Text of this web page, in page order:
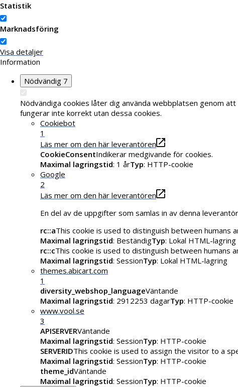
Statistik
Marknadsföring
Visa detaljer
Information
Nödvändig 7
Nödvändiga cookies låter dig använda webbplatsen genom
fungerar inte korrekt utan dessa cookies.
Cookiebot
1
Läs mer om den här leverantören
CookieConsentIndikerar medgivande för cookies.
Maximal lagringstid: 1 årTyp: HTTP-cookie
Google
2
Läs mer om den här leverantören
En del av de uppgifter som samlas in av denna
rc::aThis cookie is used to distinguish between
Maximal lagringstid: BeständigTyp: Lokal HTML-lagring
rc::cThis cookie is used to distinguish between humans
Maximal lagringstid: SessionTyp: Lokal HTML-lagring
themes.abicart.com
1
diversity_webshop_languageVäntande
Maximal lagringstid: 2912253 dagarTyp: HTTP-cookie
www.vool.se
3
APISERVERVäntande
Maximal lagringstid: SessionTyp: HTTP-cookie
SERVERIDThis cookie is used to assign the visitor to a
Maximal lagringstid: SessionTyp: HTTP-cookie
theme_idVäntande
Maximal lagringstid: SessionTyp: HTTP-cookie